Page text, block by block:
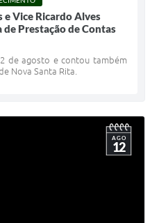
e Vice Ricardo Alves
Prestação de Contas
de agosto e contou também
Nova Santa Rita.
AGO
12